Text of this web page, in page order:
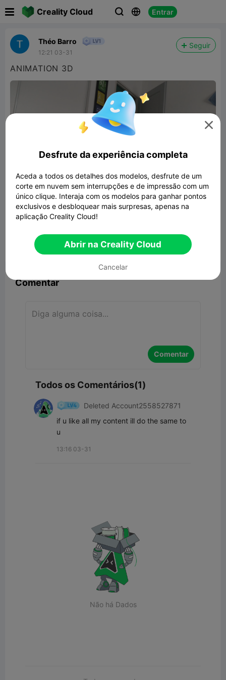
Creality Cloud   Entrar
Théo Barro
12:21 03-31
Seguir
ANIMATION 3D
3D ILLUSION
Denunciar 4  1
Comentar
Comentar
Todos os Comentários(1)
Deleted Account2558527871
if u like all my content ill do the same to
u
13:16 03-31
Não há Dados

Desfrute da experiência completa
Aceda a todos os detalhes dos modelos, desfrute de um
corte em nuvem sem interrupções e de impressão com um
único clique. Interaja com os modelos para ganhar pontos
exclusivos e desbloquear mais surpresas, apenas na
aplicação Creality Cloud!
Abrir na Creality Cloud
Cancelar